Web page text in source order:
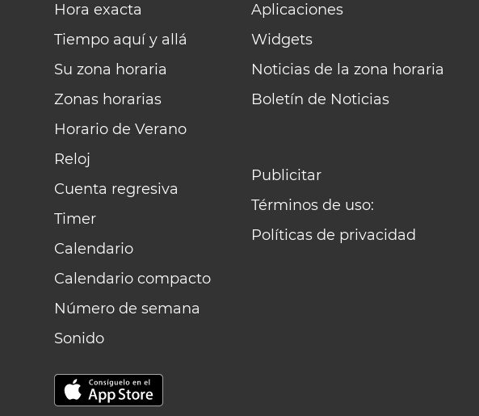
Hora exacta
Tiempo aquí y allá
Su zona horaria
Zonas horarias
Horario de Verano
Reloj
Cuenta regresiva
Timer
Calendario
Calendario compacto
Número de semana
Sonido
Aplicaciones
Widgets
Noticias de la zona horaria
Boletín de Noticias
Publicitar
Términos de uso:
Políticas de privacidad